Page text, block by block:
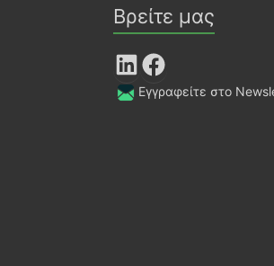
Βρείτε μας
LinkedIn Facebook
Εγγραφείτε στο